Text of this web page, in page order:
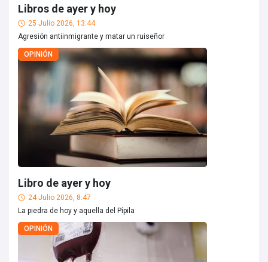
Libros de ayer y hoy
25 Julio 2026, 13:44
Agresión antiinmigrante y matar un ruiseñor
OPINIÓN
Libro de ayer y hoy
24 Julio 2026, 8:47
La piedra de hoy y aquella del Pípila
OPINIÓN